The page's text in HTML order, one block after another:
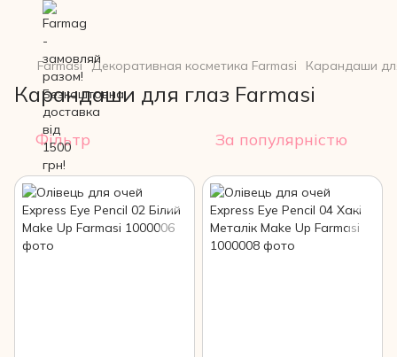
Farmasi Декоративная косметика Farmasi Карандаши
Карандаши для глаз Farmasi
Фільтр За популярністю